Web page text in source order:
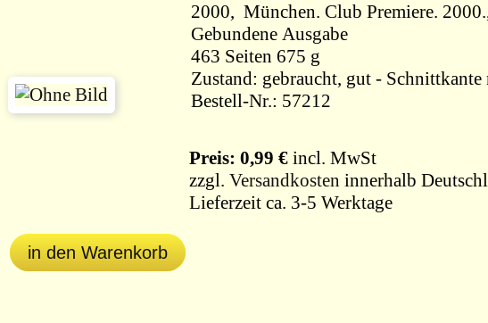
2000, München. Club Premiere.
Gebundene Ausgabe
463 Seiten 675 g
Zustand: gebraucht, gut -
Bestell-Nr.: 57212
Preis: 0,99 € incl. MwSt
zzgl. Versandkosten innerhalb
Lieferzeit ca. 3-5 Werktage
in den Warenkorb